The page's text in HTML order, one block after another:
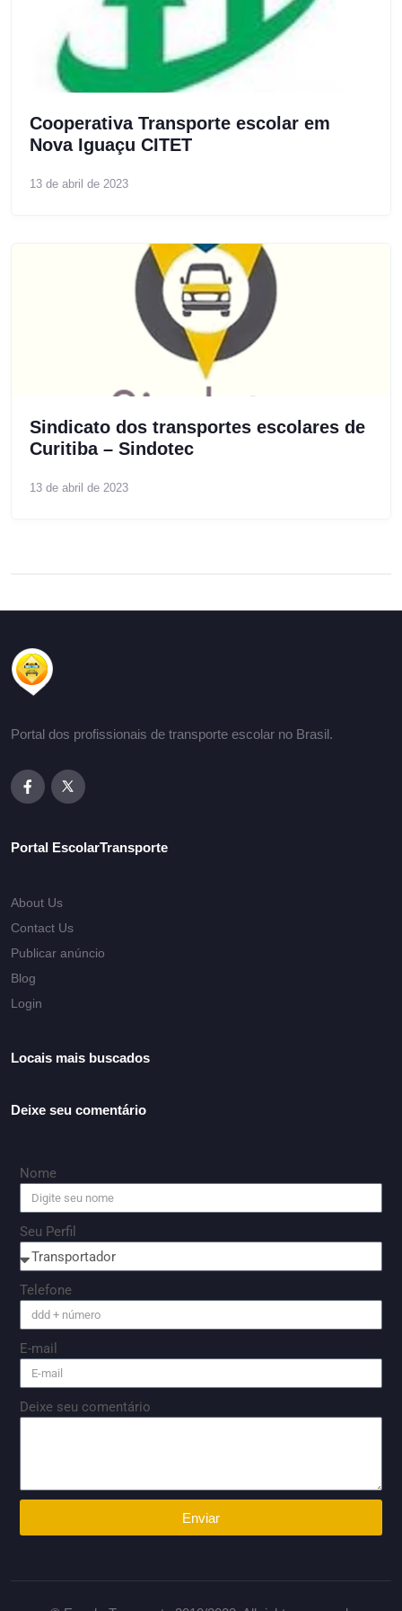
Cooperativa Transporte escolar em
Nova Iguaçu CITET
13 de abril de 2023
Sindicato dos transportes escolares de
Curitiba – Sindotec
13 de abril de 2023
Portal dos profissionais de transporte escolar no Brasil.
Portal EscolarTransporte
About Us
Contact Us
Publicar anúncio
Blog
Login
Locais mais buscados
Deixe seu comentário
Nome
Seu Perfil
Telefone
E-mail
Deixe seu comentário
Enviar